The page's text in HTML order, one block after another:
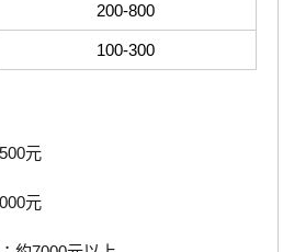
200-800
100-300
元
元